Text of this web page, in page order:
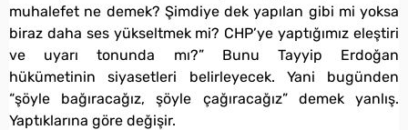
muhalefet ne demek? Şimdiye dek yapılan gibi mi yoksa
biraz daha ses yükseltmek mi? CHP’ye yaptığımız eleştiri
ve uyarı tonunda mı?” Bunu Tayyip Erdoğan
hükümetinin siyasetleri belirleyecek. Yani bugünden
“şöyle bağıracağız, şöyle çağıracağız” demek yanlış.
Yaptıklarına göre değişir.